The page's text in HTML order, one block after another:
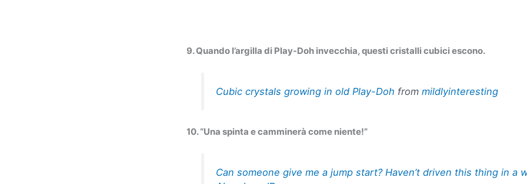
9. Quando l’argilla di Play-Doh invecchia, questi cristalli cubici escono.
Cubic crystals growing in old Play-Doh from mildlyinteresting
10. “Una spinta e camminerà come niente!”
Can someone give me a jump start? Haven’t driven this thing in a